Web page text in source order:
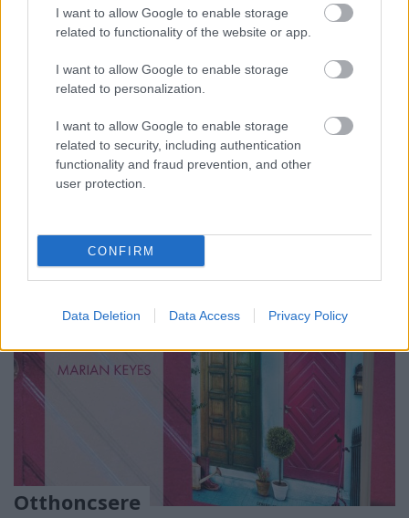
I want to allow Google to enable storage
related to functionality of the website or app.
I want to allow Google to enable storage
related to personalization.
I want to allow Google to enable storage
related to security, including authentication
functionality and fraud prevention, and other
user protection.
CONFIRM
Data Deletion Data Access Privacy Policy
Carbonari•2021. január 19.
"...a jelen minden pillanatát az teszi fontossá, ami
nincs meg benne"...? Mi a felnőtté válás ára, ha
alkalmatlanok a nevelőid? Azt mondják Marilynne
Robinson Háztartás című művéről, hogy minden
idők egyik legjobb regénye. Ha engem kérdeznek:
nem tudom, hogy az-e tényleg. Még az is lehet, hogy
igen.…
Otthoncsere